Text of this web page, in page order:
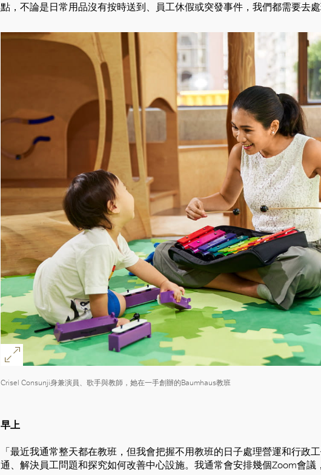
點，不論是日常用品沒有按時送到、員工休假或突發事件，我們都需要去處
Crisel Consunji身兼演員、歌手與教師，她在一手創辦的Baumhaus教班
早上
「最近我通常整天都在教班，但我會把握不用教班的日子處理營運和行政
通、解決員工問題和探究如何改善中心設施。我通常會安排幾個Zoom會議